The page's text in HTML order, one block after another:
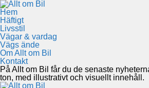
Hem
Häftigt
Livsstil
Vägar & vardag
Vägs ände
Om Allt om Bil
Kontakt
På Allt om Bil får du de senaste
ton, med illustrativt och visuellt innehåll.